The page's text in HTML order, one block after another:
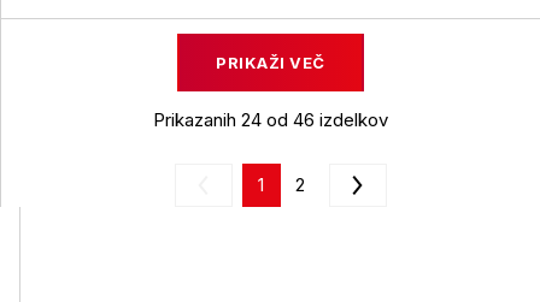
PRIKAŽI VEČ
Prikazanih 24 od 46 izdelkov
1 2